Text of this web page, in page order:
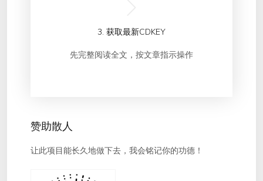
3. 获取最新CDKEY
先完整阅读全文，按文章指示操作
赞助散人
让此项目能长久地做下去，我会铭记你的功德！